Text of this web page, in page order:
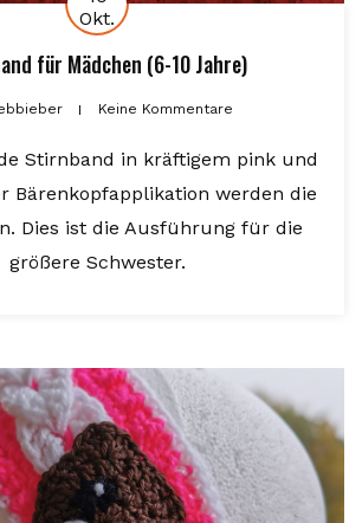
Okt.
für Mädchen (6-10 Jahre)
Keine Kommentare
Stirnband in kräftigem pink und
Bärenkopfapplikation werden die
Dies ist die Ausführung für die
größere Schwester.